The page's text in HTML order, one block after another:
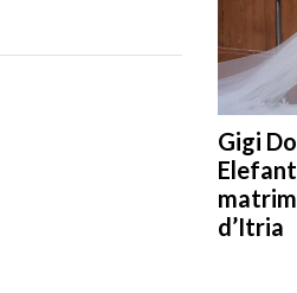
Gigi
d’Itria